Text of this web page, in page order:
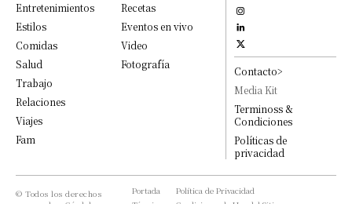
Entretenimientos
Estilos
Comidas
Salud
Trabajo
Relaciones
Viajes
Fam
Recetas
Eventos en vivo
Video
Fotografía
Contacto>
Media Kit
Terminoss &
Condiciones
Políticas de
privacidad
© Todos los derechos
Portada
Política de Privacidad